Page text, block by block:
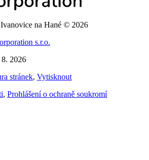
na Hané © 2026
s.r.o.
8. 2026
stránek, Vytisknout
, Prohlášení o ochraně soukromí